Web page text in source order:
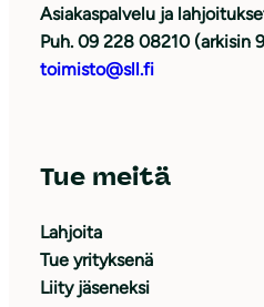
Asiakaspalvelu ja
Puh. 09 228 08210 (arkisin
toimisto@sll.fi
Tue meitä
Lahjoita
Tue yrityksenä
Liity jäseneksi